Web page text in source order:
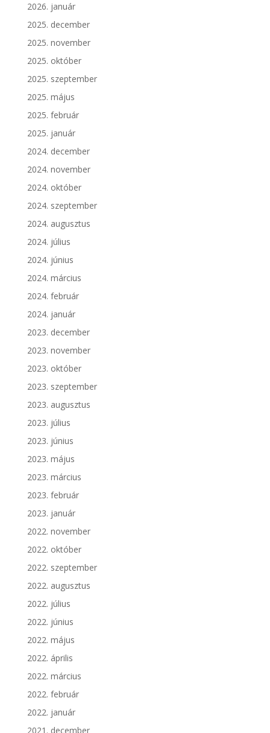
2026. január
2025. december
2025. november
2025. október
2025. szeptember
2025. május
2025. február
2025. január
2024. december
2024. november
2024. október
2024. szeptember
2024. augusztus
2024. július
2024. június
2024. március
2024. február
2024. január
2023. december
2023. november
2023. október
2023. szeptember
2023. augusztus
2023. július
2023. június
2023. május
2023. március
2023. február
2023. január
2022. november
2022. október
2022. szeptember
2022. augusztus
2022. július
2022. június
2022. május
2022. április
2022. március
2022. február
2022. január
2021. december